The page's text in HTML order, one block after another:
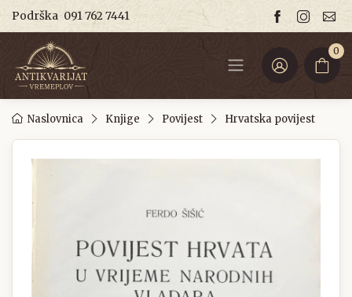
Podrška 091 762 7441
0
Naslovnica Knjige Povijest Hrvatska povijest